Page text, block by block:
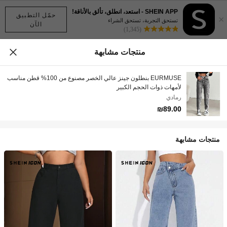
حمّل التطبيق
الآن
×
SHEIN APP - استعد، انطلق، تألق بالأناقة!
تستحق التجربة، تستحق الشراء
(1,345)
منتجات مشابهة
EURMUSE بنطلون جينز عالي الخصر مصنوع من 100% قطن مناسب
لأمهات ذوات الحجم الكبير
رمادي
₪89.00
منتجات مشابهة